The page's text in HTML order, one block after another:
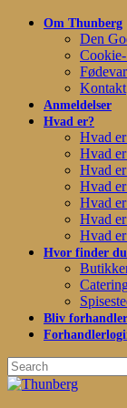
Skip
Om Thunberg
Den
Kontakt
Anmeldelser
Hvad er?
Hvad
Hvad
Hvad
Hvad
Hvad
Hvad
Hvad
Hvor finder du
Bliv forhandler
Close